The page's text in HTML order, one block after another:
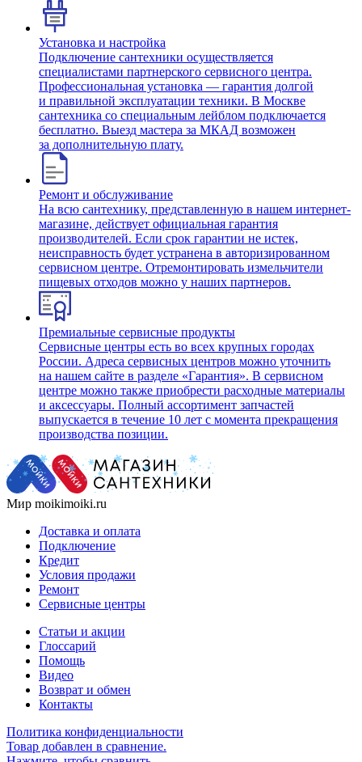
Установка и настройка
Подключение сантехники осуществляется
специалистами партнерского сервисного центра.
Профессиональная установка — гарантия долгой
и правильной эксплуатации техники. В Москве
сантехника со специальным лейблом подключается
бесплатно. Выезд мастера за МКАД возможен
за дополнительную плату.
Ремонт и обслуживание
На всю сантехнику, представленную в нашем интернет-
магазине, действует официальная гарантия
производителей. Если срок гарантии не истек,
неисправность будет устранена в авторизированном
сервисном центре. Отремонтировать измельчители
пищевых отходов можно у наших партнеров.
Премиальные сервисные продукты
Сервисные центры есть во всех крупных городах
России. Адреса сервисных центров можно уточнить
на нашем сайте в разделе «Гарантия». В сервисном
центре можно также приобрести расходные материалы
и аксессуары. Полный ассортимент запчастей
выпускается в течение 10 лет с момента прекращения
производства позиции.
Мир moikimoiki.ru
Доставка и оплата
Подключение
Кредит
Условия продажи
Ремонт
Сервисные центры
Статьи и акции
Глоссарий
Помощь
Видео
Возврат и обмен
Контакты
Политика конфиденциальности
Товар добавлен в сравнение.